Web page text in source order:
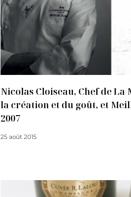
Nicolas Cloiseau, Chef de
la création et du goût, et
2007
25 août 2015